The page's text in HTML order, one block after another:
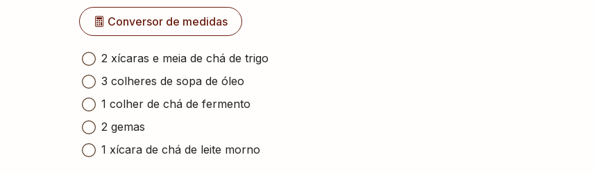
Conversor de medidas
2 xícaras e meia de chá de trigo
3 colheres de sopa de óleo
1 colher de chá de fermento
2 gemas
1 xícara de chá de leite morno